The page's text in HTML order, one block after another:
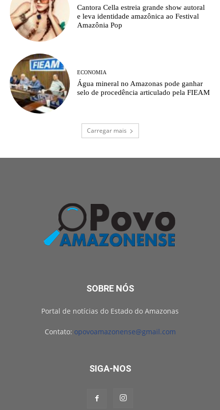
Cantora Cella estreia grande show autoral
e leva identidade amazônica ao Festival
Amazônia Pop
ECONOMIA
Água mineral no Amazonas pode ganhar
selo de procedência articulado pela FIEAM
Carregar mais
SOBRE NÓS
Portal de notícias do Estado do Amazonas
Contato: opovoamazonense@gmail.com
SIGA-NOS